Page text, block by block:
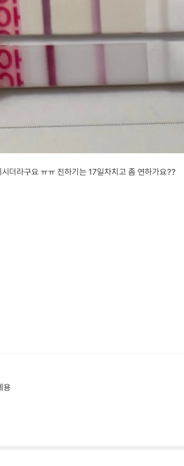
더라구요 ㅠㅠ 진하기는 17일차치고 좀 연하가요??
용